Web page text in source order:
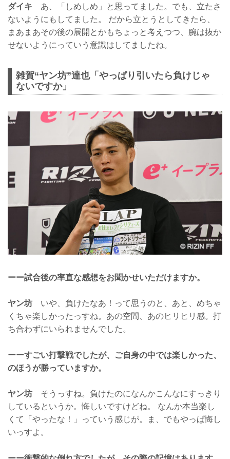
ダイキ あ、「しめしめ」と思ってました。でも、立たさ
ないようにもしてました。 だから立とうとしてきたら、
まあまあその後の展開とかもちょっと考えつつ、腕は抜か
せないようにっていう意識はしてましたね。
雑賀“ヤン坊”達也「やっぱり引いたら負けじゃ
ないですか」
ーー試合後の率直な感想をお聞かせいただけますか。
ヤン坊 いや、負けたなあ！って思うのと、あと、めちゃ
くちゃ楽しかったっすね。あの空間、あのヒリヒリ感。打
ち合わずにいられませんでした。
ーーすごい打撃戦でしたが、ご自身の中では楽しかった、
のほうが勝っていますか。
ヤン坊 そうっすね。負けたのになんかこんなにすっきり
しているというか。悔しいですけどね。 なんか本当楽し
くて「やったな！」っていう感じが。ま、でもやっぱ悔し
いっすよ。